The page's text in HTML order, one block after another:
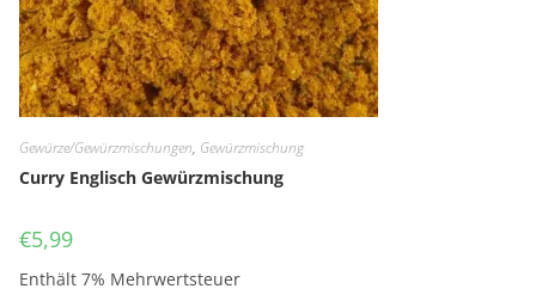
Gewürze/Gewürzmischungen, Gewürzmischung
Curry Englisch Gewürzmischung
€5,99
Enthält 7% Mehrwertsteuer